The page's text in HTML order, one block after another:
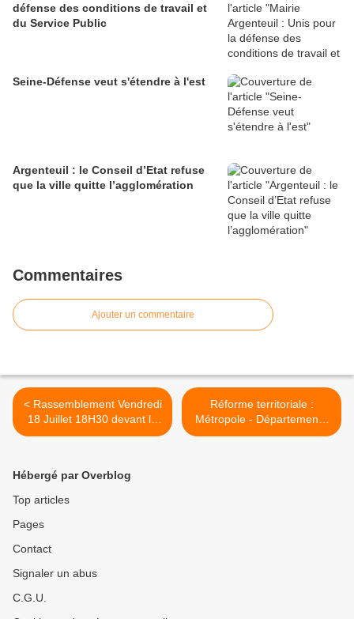
défense des conditions de travail et
du Service Public
Seine-Défense veut s'étendre à l'est
Argenteuil : le Conseil d’Etat refuse
que la ville quitte l’agglomération
Commentaires
Ajouter un commentaire
< Rassemblement Vendredi
18 Juillet 18H30 devant la
Mairie d'Argenteuil pour
des décisions des élus
Réforme territoriale :
Métropole - Département -
Région - Lettre ouverte à
Hébergé par Overblog
Top articles
Pages
Contact
Signaler un abus
C.G.U.